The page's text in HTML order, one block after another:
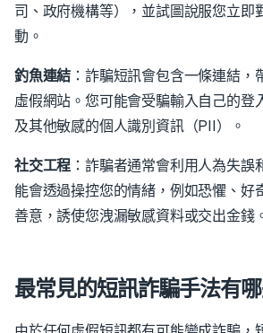
司、政府機構等），並試圖說服您立即
動。
釣魚連結 ：詐騙短訊會包含一條連結，
虛假網站。您可能會受騙輸入自己的登
及其他敏感的個人識別資訊（PII）。
社交工程 ：詐騙者通常會利用人為失誤
能會透過操控您的情緒，例如恐懼、好
善意，誘使您洩漏敏感資料或交出金錢
最常見的短訊詐騙手法有